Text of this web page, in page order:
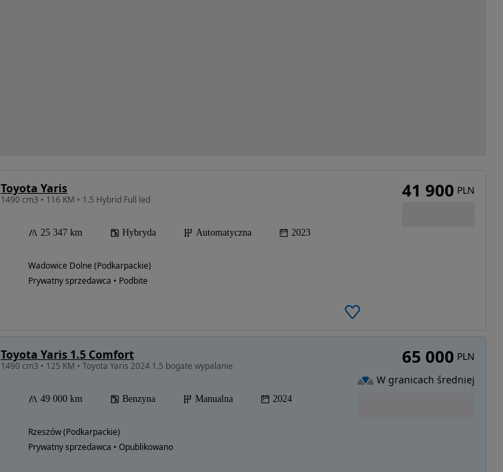
Toyota Yaris
1490 cm3 • 116 KM • 1.5 Hybrid Full led
25 347 km Hybryda Automatyczna 2023
Wadowice Dolne (Podkarpackie)
Prywatny sprzedawca • Podbite
41 900 PLN
Toyota Yaris 1.5 Comfort
1490 cm3 • 125 KM • Toyota Yaris 2024 1.5 bogate wypalanie
49 000 km Benzyna Manualna 2024
Rzeszów (Podkarpackie)
Prywatny sprzedawca • Opublikowano
65 000 PLN
W granicach średniej